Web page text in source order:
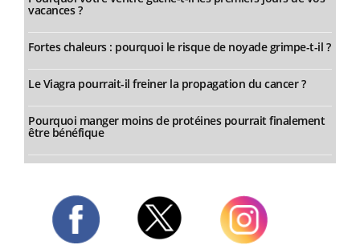
vacances ?
Fortes chaleurs : pourquoi le risque de noyade grimpe-t-il ?
Le Viagra pourrait-il freiner la propagation du cancer ?
Pourquoi manger moins de protéines pourrait finalement
être bénéfique